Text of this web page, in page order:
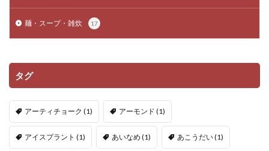
麺・スープ・雑炊 17
タグ
アーティチョーク (1) アーモンド (1)
アイスプラント (1) あいなめ (1) あこうだい(1)